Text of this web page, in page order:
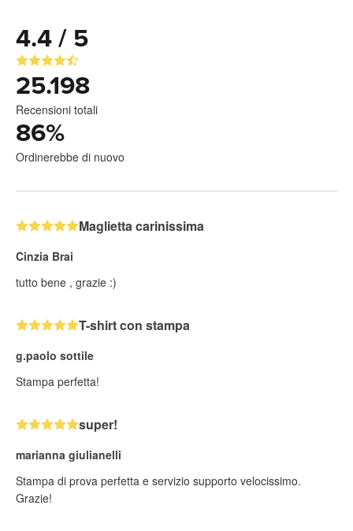
4.4 / 5
25.198
Recensioni totali
86%
Ordinerebbe di nuovo
Maglietta carinissima
Cinzia Brai
tutto bene , grazie :)
T-shirt con stampa
g.paolo sottile
Stampa perfetta!
super!
marianna giulianelli
Stampa di prova perfetta e servizio supporto velocissimo.
Grazie!